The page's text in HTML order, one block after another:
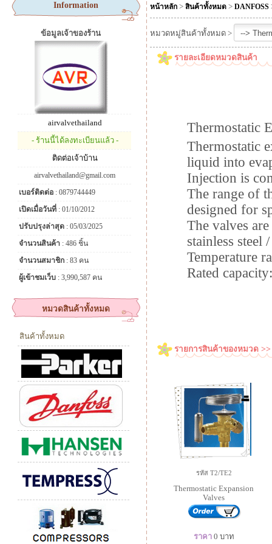
Information
ข้อมูลเจ้าของร้าน
airvalvethailand
- ร้านนี้ได้ลงทะเบียนแล้ว -
ติดต่อเจ้าบ้าน
airvalvethailand@gmail.com
เบอร์ติดต่อ : 0879744449
เปิดเมื่อวันที่ : 01/10/2012
ปรับปรุงล่าสุด : 05/03/2025
จำนวนสินค้า : 486 ชิ้น
จำนวนสมาชิก : 83 คน
ผู้เข้าชมเว็บ : 3,990,587 คน
หมวดสินค้าทั้งหมด
สินค้าทั้งหมด
หน้าหลัก > สินค้าทั้งหมด > DANFOSS
หมวดหมู่สินค้าทั้งหมด >
รายละเอียดหมวดสินค้า
Thermostatic
Thermostatic
liquid into
Injection is
The range of
designed for
The valves
stainless steel
Temperature
Rated
รายการสินค้าของหมวด >>
รหัส T2/TE2
Thermostatic Expansion
Valves
ราคา 0 บาท